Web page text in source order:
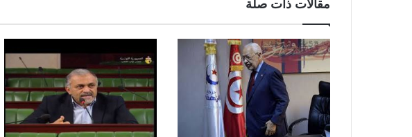
مقالات ذات صلة